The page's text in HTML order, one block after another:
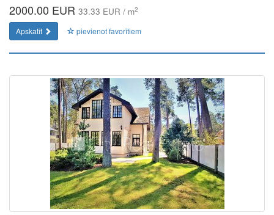
2000.00 EUR 33.33 EUR / m2
Apskatīt pievienot favorītiem